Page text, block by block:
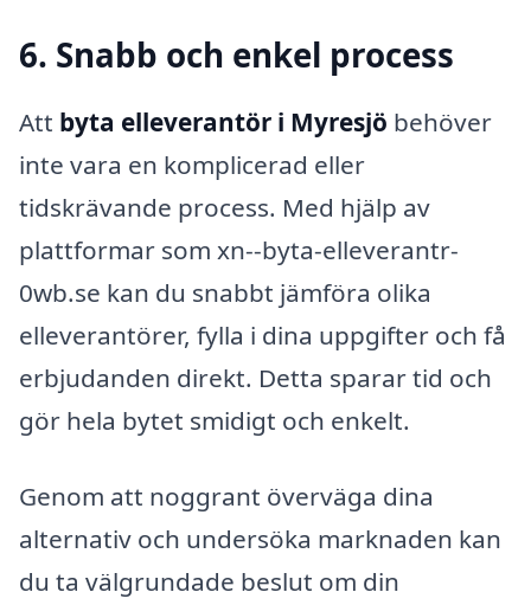
6. Snabb och enkel process
Att byta elleverantör i Myresjö behöver
inte vara en komplicerad eller
tidskrävande process. Med hjälp av
plattformar som xn--byta-elleverantr-
0wb.se kan du snabbt jämföra olika
elleverantörer, fylla i dina uppgifter och få
erbjudanden direkt. Detta sparar tid och
gör hela bytet smidigt och enkelt.
Genom att noggrant överväga dina
alternativ och undersöka marknaden kan
du ta välgrundade beslut om din